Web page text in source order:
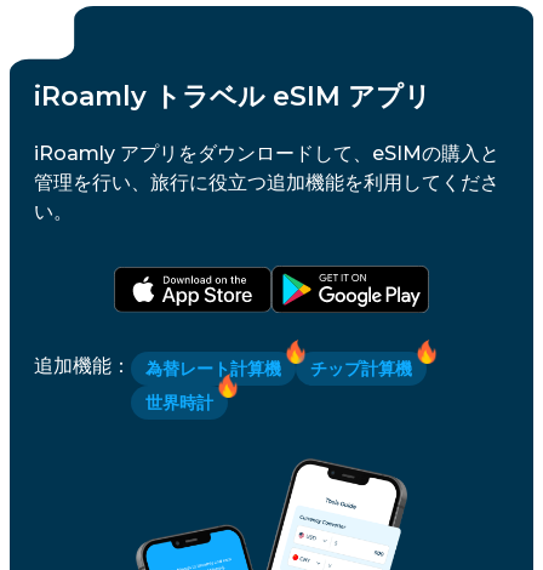
iRoamly トラベル eSIM アプリ
iRoamly アプリをダウンロードして、eSIMの購入と
管理を行い、旅行に役立つ追加機能を利用してくださ
い。
追加機能 ： 為替レート計算機
チップ計算機
世界時計